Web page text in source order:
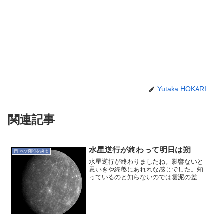
Yutaka HOKARI
関連記事
日々の瞬間を綴る 水星逆行が終わって明日は朔
水星逆行が終わりましたね。影響ないと
思いきや終盤にあれれな感じでした。知
っているのと知らないのでは雲泥の差。